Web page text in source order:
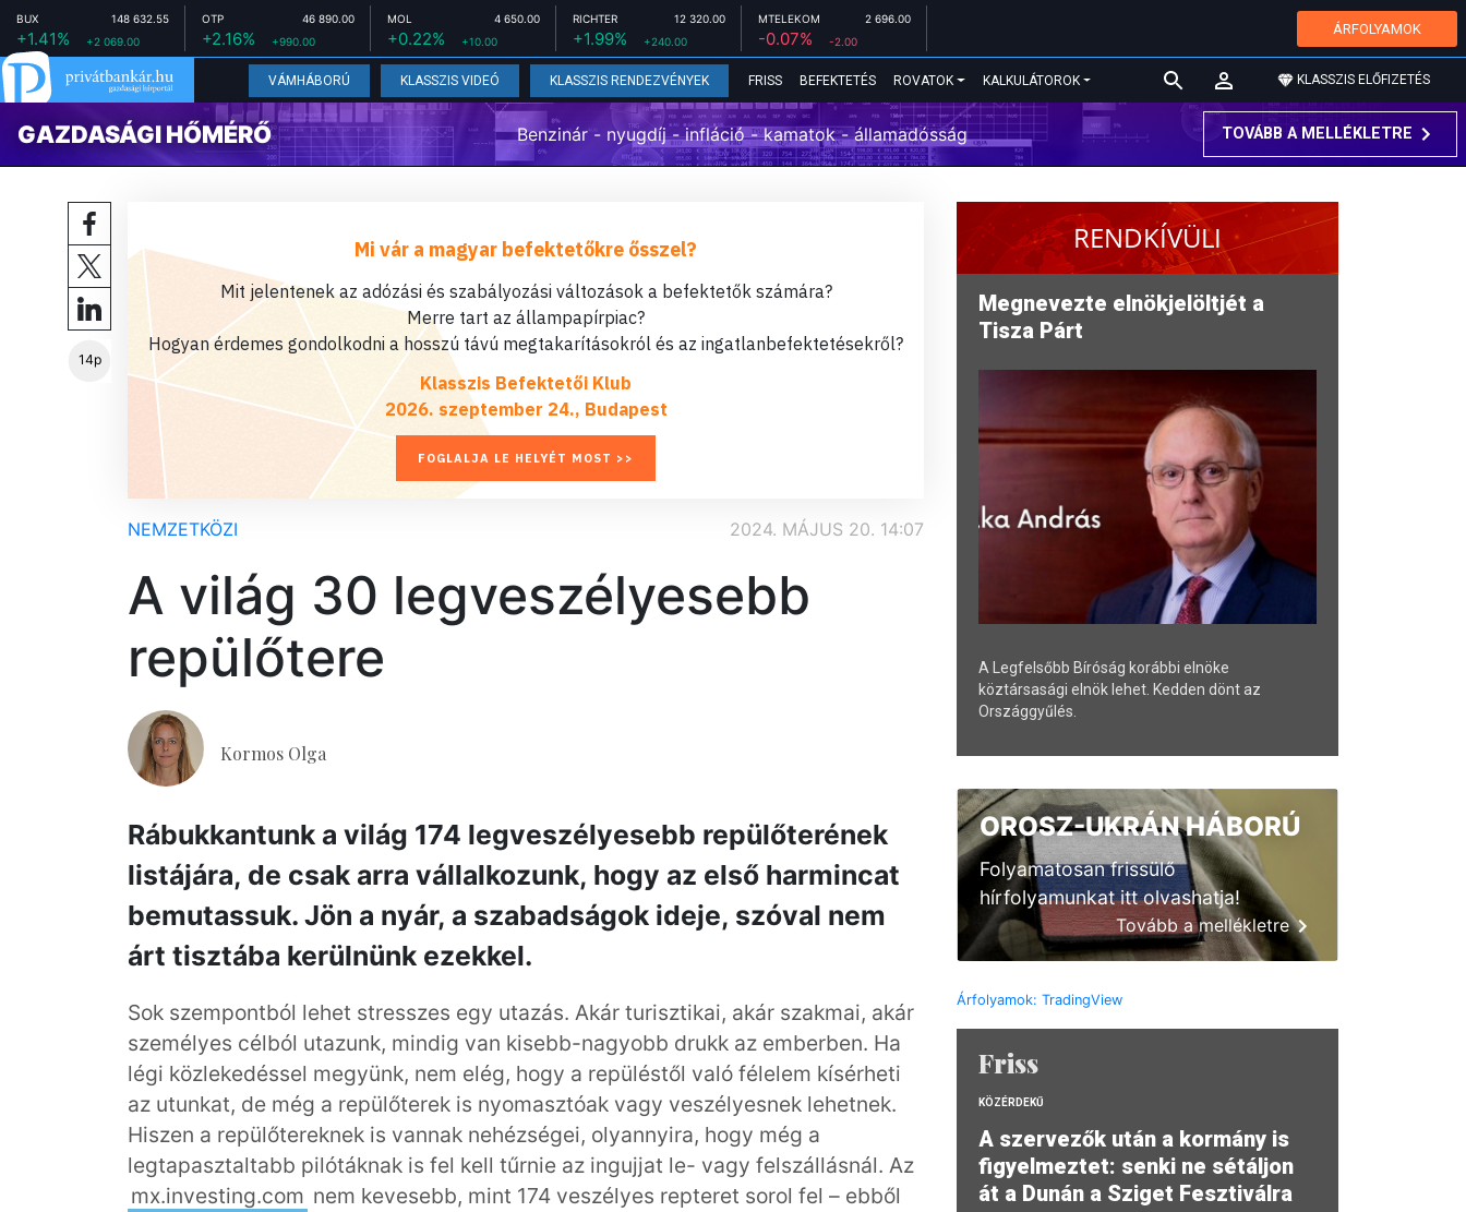
BUX 148 632.55
+1.41% +2 069.00
OTP 46 890.00
+2.16% +990.00
MOL 4 650.00
+0.22% +10.00
RICHTER 12 320.00
+1.99% +240.00
MTELEKOM 2 696.00
-0.07% -2.00
ÁRFOLYAMOK
VÁMHÁBORÚ KLASSZIS VIDEÓ KLASSZIS RENDEZVÉNYEK FRISS BEFEKTETÉS ROVATOK KALKULÁTOROK KLASSZIS ELŐFIZETÉS
GAZDASÁGI HŐMÉRŐ Benzinár - nyugdíj - infláció - kamatok - államadósság TOVÁBB A MELLÉKLETRE
14p
Mi vár a magyar befektetőkre ősszel?
Mit jelentenek az adózási és szabályozási változások a befektetők számára?
Merre tart az állampapírpiac?
Hogyan érdemes gondolkodni a hosszú távú megtakarításokról és az ingatlanbefektetésekről?
Klasszis Befektetői Klub
2026. szeptember 24., Budapest
FOGLALJA LE HELYÉT MOST >>
NEMZETKÖZI 2024. MÁJUS 20. 14:07
A világ 30 legveszélyesebb
repülőtere
Kormos Olga
Rábukkantunk a világ 174 legveszélyesebb repülőterének
listájára, de csak arra vállalkozunk, hogy az első harmincat
bemutassuk. Jön a nyár, a szabadságok ideje, szóval nem
árt tisztába kerülnünk ezekkel.
Sok szempontból lehet stresszes egy utazás. Akár turisztikai, akár szakmai, akár
személyes célból utazunk, mindig van kisebb-nagyobb drukk az emberben. Ha
légi közlekedéssel megyünk, nem elég, hogy a repüléstől való félelem kísérheti
az utunkat, de még a repülőterek is nyomasztóak vagy veszélyesnek lehetnek.
Hiszen a repülőtereknek is vannak nehézségei, olyannyira, hogy még a
legtapasztaltabb pilótáknak is fel kell tűrnie az ingujjat le- vagy felszállásnál. Az
mx.investing.com nem kevesebb, mint 174 veszélyes repteret sorol fel – ebből
RENDKÍVÜLI
Megnevezte elnökjelöltjét a
Tisza Párt
A Legfelsőbb Bíróság korábbi elnöke
köztársasági elnök lehet. Kedden dönt az
Országgyűlés.
OROSZ-UKRÁN HÁBORÚ
Folyamatosan frissülő
hírfolyamunkat itt olvashatja!
Tovább a mellékletre
Árfolyamok: TradingView
Friss
KÖZÉRDEKŰ
A szervezők után a kormány is
figyelmeztet: senki ne sétáljon
át a Dunán a Sziget Fesztiválra